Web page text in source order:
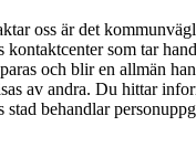
oss är det
kontaktcenter som tar
och blir en allmän
av andra. Du hittar
stad behandlar